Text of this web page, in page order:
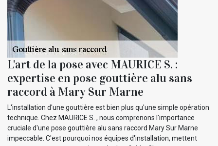
L'art de la pose avec MAURICE S. :
expertise en pose gouttière alu sans
raccord à Mary Sur Marne
L'installation d'une gouttière est bien plus qu'une simple opération
technique. Chez MAURICE S. , nous comprenons l'importance
cruciale d'une pose gouttière alu sans raccord Mary Sur Marne
impeccable. C'est pourquoi nos équipes d'installation, mettent